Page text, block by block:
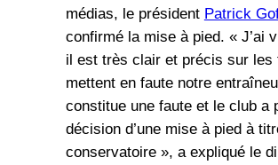
médias, le président Patrick
confirmé la mise à pied. « J’ai
il est très clair et précis sur les
mettent en faute notre
constitue une faute et le club a
décision d’une mise à pied à
conservatoire », a expliqué le